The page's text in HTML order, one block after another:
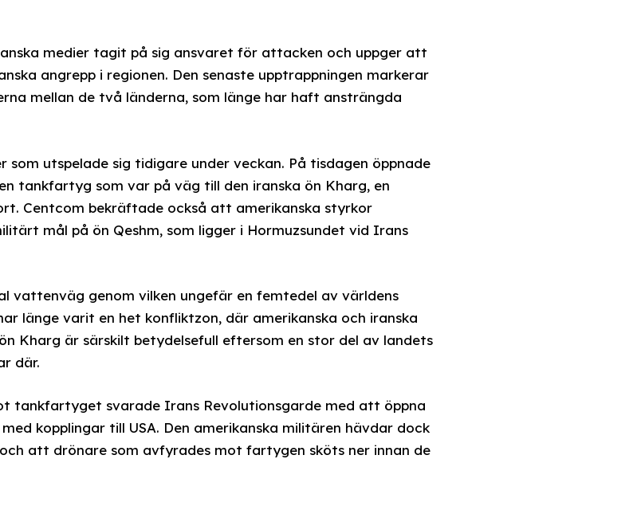
medier tagit på sig ansvaret för attacken och uppger att
angrepp i regionen. Den senaste upptrappningen markerar
mellan de två länderna, som länge har haft ansträngda
som utspelade sig tidigare under veckan. På tisdagen öppnade
tankfartyg som var på väg till den iranska ön Kharg, en
Centcom bekräftade också att amerikanska styrkor
mål på ön Qeshm, som ligger i Hormuzsundet vid Irans
vattenväg genom vilken ungefär en femtedel av världens
länge varit en het konfliktzon, där amerikanska och iranska
Kharg är särskilt betydelsefull eftersom en stor del av landets
där.
tankfartyget svarade Irans Revolutionsgarde med att öppna
kopplingar till USA. Den amerikanska militären hävdar dock
att drönare som avfyrades mot fartygen sköts ner innan de